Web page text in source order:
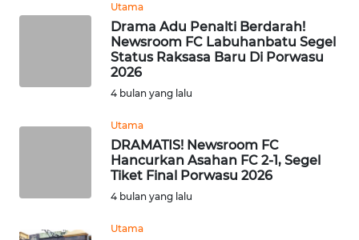
Utama
Drama Adu Penalti Berdarah!
Newsroom FC Labuhanbatu Segel
Status Raksasa Baru Di Porwasu
2026
4 bulan yang lalu
Utama
DRAMATIS! Newsroom FC
Hancurkan Asahan FC 2-1, Segel
Tiket Final Porwasu 2026
4 bulan yang lalu
Utama
WN
WN